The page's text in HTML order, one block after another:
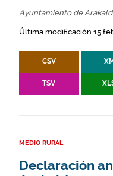
Ayuntamiento de
Última modificación 15
CSV
TSV
MEDIO RURAL
Declaración